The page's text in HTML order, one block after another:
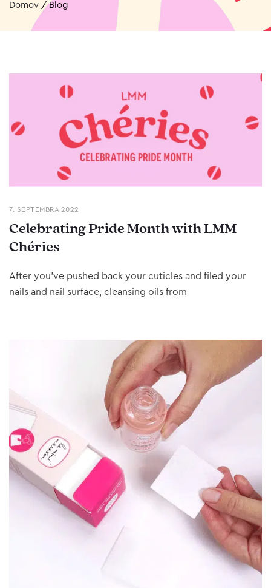
Domov /Blog
7. SEPTEMBRA 2022
Celebrating Pride Month with LMM
Chéries
After you’ve pushed back your cuticles and filed your
nails and nail surface, cleansing oils from